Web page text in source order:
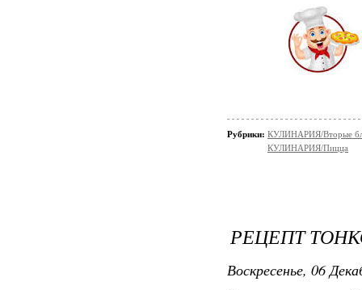
Рубрики: КУЛИНАРИЯ/Вторые
КУЛИНАРИЯ/Пицца
РЕЦЕПТ
Воскресенье, 06